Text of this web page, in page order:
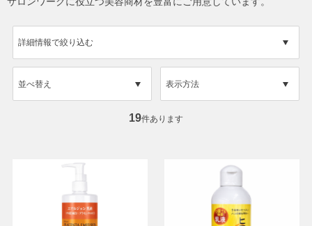
詳細情報で絞り込む
表示方法
並べ替え
19件あります